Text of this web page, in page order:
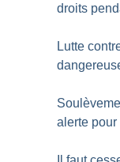
droits
Lutte
alerte